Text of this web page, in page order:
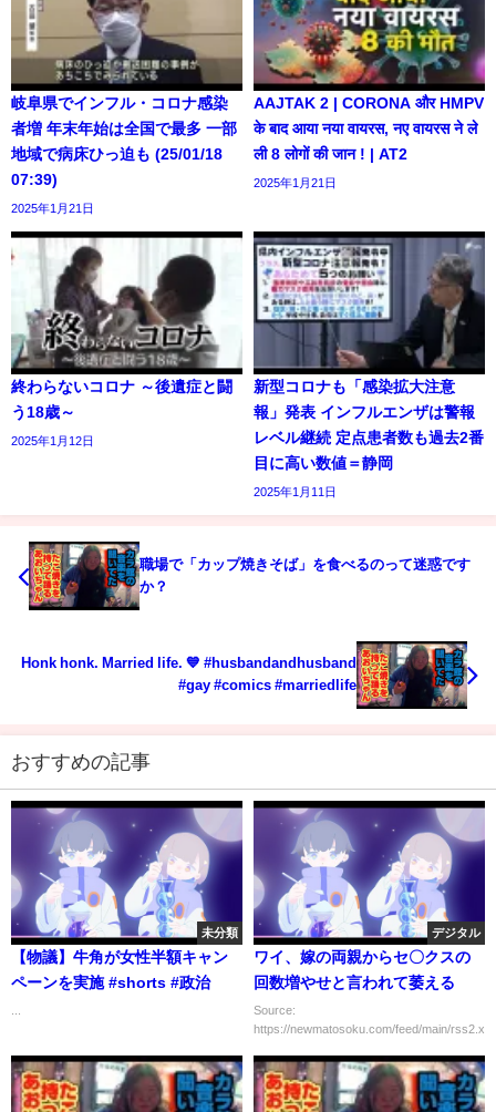
岐阜県でインフル・コロナ感染
者増 年末年始は全国で最多 一部
地域で病床ひっ迫も (25/01/18
07:39)
2025年1月21日
AAJTAK 2 | CORONA और HMPV
के बाद आया नया वायरस, नए वायरस ने ले
ली 8 लोगों की जान ! | AT2
2025年1月21日
終わらないコロナ ～後遺症と闘
う18歳～
2025年1月12日
新型コロナも「感染拡大注意
報」発表 インフルエンザは警報
レベル継続 定点患者数も過去2番
目に高い数値＝静岡
2025年1月11日
職場で「カップ焼きそば」を食べるのって迷惑です
か？
Honk honk. Married life. 💙 #husbandandhusband
#gay #comics #marriedlife
おすすめの記事
未分類
【物議】牛角が女性半額キャン
ペーンを実施 #shorts #政治
デジタル
ワイ、嫁の両親からセ〇クスの
回数増やせと言われて萎える
Source:
https://newmatosoku.com/feed/main/